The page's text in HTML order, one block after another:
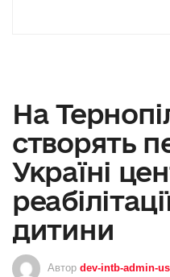
На
створять
Україні
дитини
Автор dev-intb-admin-